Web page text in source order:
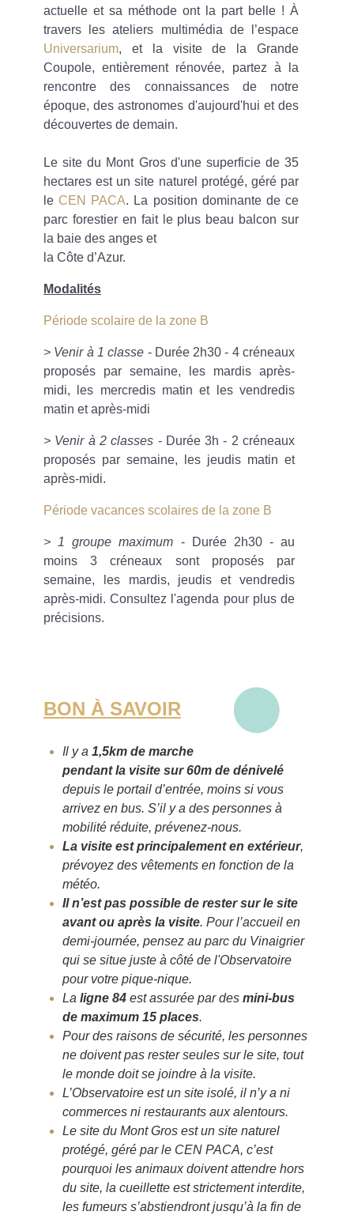
actuelle et sa méthode ont la part belle ! À
travers les ateliers multimédia de l’espace
Universarium, et la visite de la Grande
Coupole, entièrement rénovée, partez à la
rencontre des connaissances de notre
époque, des astronomes d'aujourd'hui et des
découvertes de demain.
Le site du Mont Gros d'une superficie de 35
hectares est un site naturel protégé, géré par
le CEN PACA. La position dominante de ce
parc forestier en fait le plus beau balcon sur
la baie des anges et
la Côte d’Azur.
Modalités
Période scolaire de la zone B
> Venir à 1 classe - Durée 2h30 - 4 créneaux
proposés par semaine, les mardis après-
midi, les mercredis matin et les vendredis
matin et après-midi
> Venir à 2 classes - Durée 3h - 2 créneaux
proposés par semaine, les jeudis matin et
après-midi.
Période vacances scolaires de la zone B
> 1 groupe maximum - Durée 2h30 - au
moins 3 créneaux sont proposés par
semaine, les mardis, jeudis et vendredis
après-midi. Consultez l'agenda pour plus de
précisions.
BON À SAVOIR
Il y a 1,5km de marche
pendant la visite sur 60m de dénivelé
depuis le portail d’entrée, moins si vous
arrivez en bus. S’il y a des personnes à
mobilité réduite, prévenez-nous.
La visite est principalement en extérieur,
prévoyez des vêtements en fonction de la
météo.
Il n’est pas possible de rester sur le site
avant ou après la visite. Pour l’accueil en
demi-journée, pensez au parc du Vinaigrier
qui se situe juste à côté de l'Observatoire
pour votre pique-nique.
La ligne 84 est assurée par des mini-bus
de maximum 15 places.
Pour des raisons de sécurité, les personnes
ne doivent pas rester seules sur le site, tout
le monde doit se joindre à la visite.
L’Observatoire est un site isolé, il n’y a ni
commerces ni restaurants aux alentours.
Le site du Mont Gros est un site naturel
protégé, géré par le CEN PACA, c’est
pourquoi les animaux doivent attendre hors
du site, la cueillette est strictement interdite,
les fumeurs s’abstiendront jusqu’à la fin de